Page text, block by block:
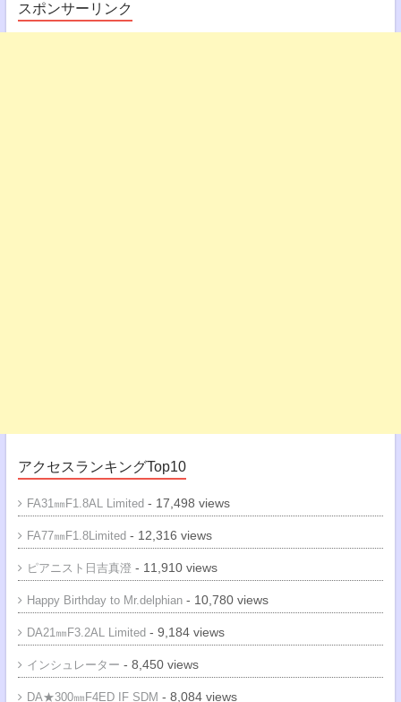
スポンサーリンク
アクセスランキングTop10
FA31㎜F1.8AL Limited- 17,498 views
FA77㎜F1.8Limited- 12,316 views
ピアニスト日吉真澄 - 11,910 views
Happy Birthday to Mr.delphian- 10,780 views
DA21㎜F3.2AL Limited- 9,184 views
インシュレーター - 8,450 views
DA★300㎜F4ED IF SDM - 8,084 views